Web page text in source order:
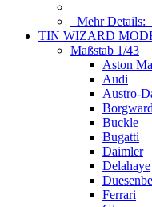
Mehr Details:
TIN WIZARD
Maßstab 1/43
Aston
Audi
Austro-
Borgward
Buckle
Bugatti
Daimler
Delahaye
Ferrari